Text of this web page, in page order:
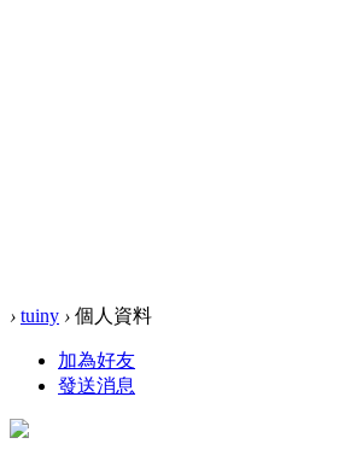
› tuiny › 個人資料
加為好友
發送消息